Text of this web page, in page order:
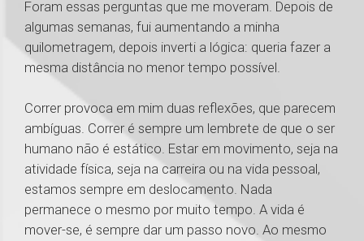
Foram essas perguntas que me moveram. Depois de
algumas semanas, fui aumentando a minha
quilometragem, depois inverti a lógica: queria fazer a
mesma distância no menor tempo possível.
Correr provoca em mim duas reflexões, que parecem
ambíguas. Correr é sempre um lembrete de que o ser
humano não é estático. Estar em movimento, seja na
atividade física, seja na carreira ou na vida pessoal,
estamos sempre em deslocamento. Nada
permanece o mesmo por muito tempo. A vida é
mover-se, é sempre dar um passo novo. Ao mesmo